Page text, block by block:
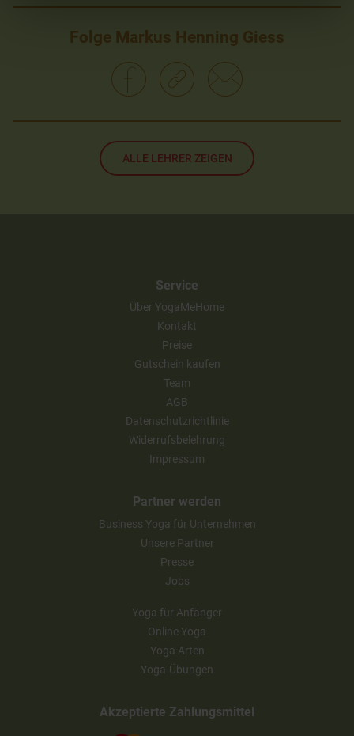
Folge Markus Henning Giess
ALLE LEHRER ZEIGEN
Service
Über YogaMeHome
Kontakt
Preise
Gutschein kaufen
Team
AGB
Datenschutzrichtlinie
Widerrufsbelehrung
Impressum
Partner werden
Business Yoga für Unternehmen
Unsere Partner
Presse
Jobs
Yoga für Anfänger
Online Yoga
Yoga Arten
Yoga-Übungen
Akzeptierte Zahlungsmittel